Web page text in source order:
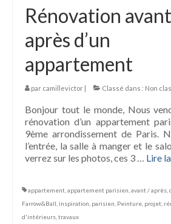
Rénovation
après d’un
appartement
par camillevictor | Classé dans : Non
Bonjour tout le monde, Nous
rénovation d’un appartement
9ème arrondissement de Paris.
l’entrée, la salle à manger et le
verrez sur les photos, ces 3 … Lire
appartement appartement parisien avant / après
Farrow&Ball inspiration parisien Peinture projet
d'intérieurs travaux